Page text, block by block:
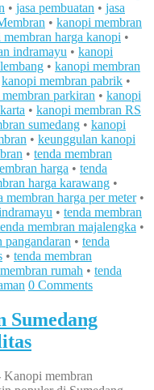
• jasa pembuatan • jasa
• kanopi membran
membran harga kanopi •
indramayu • kanopi
• kanopi membran
kanopi membran pabrik •
parkiran • kanopi
• kanopi membran RS
sumedang • kanopi
• keunggulan kanopi
• tenda membran
harga • tenda
harga karawang •
membran harga per meter•
• tenda membran
membran majalengka •
pangandaran • tenda
• tenda membran
rumah • tenda
0 Comments
Sumedang
Kanopi membran